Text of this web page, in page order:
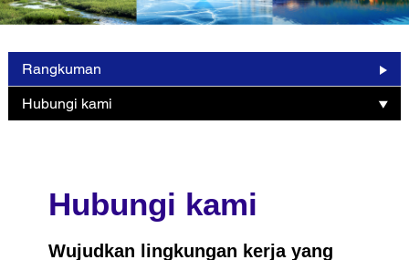
Rangkuman
Hubungi kami